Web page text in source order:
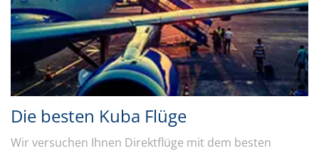
Die besten Kuba Flüge
Wir versuchen Ihnen Direktflüge mit dem besten